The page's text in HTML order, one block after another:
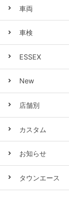
車両
車検
ESSEX
New
店舗別
カスタム
お知らせ
タウンエース